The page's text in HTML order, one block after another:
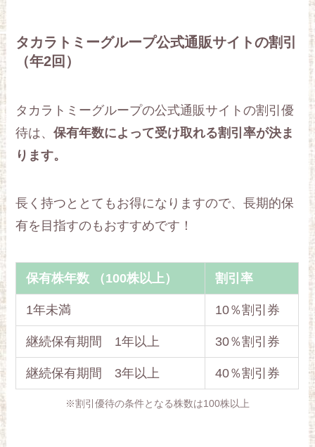
タカラトミーグループ公式通販サイトの割引
（年2回）
タカラトミーグループの公式通販サイトの割引優
待は、保有年数によって受け取れる割引率が決ま
ります。
長く持つととてもお得になりますので、長期的保
有を目指すのもおすすめです！
保有株年数 （100株以上） 割引率
1年未満 10％割引券
継続保有期間 1年以上 30％割引券
継続保有期間 3年以上 40％割引券
※割引優待の条件となる株数は100株以上